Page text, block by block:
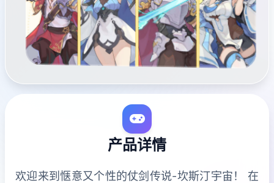
产品详情
欢迎来到惬意又个性的仗剑传说-坎斯汀宇宙！ 在